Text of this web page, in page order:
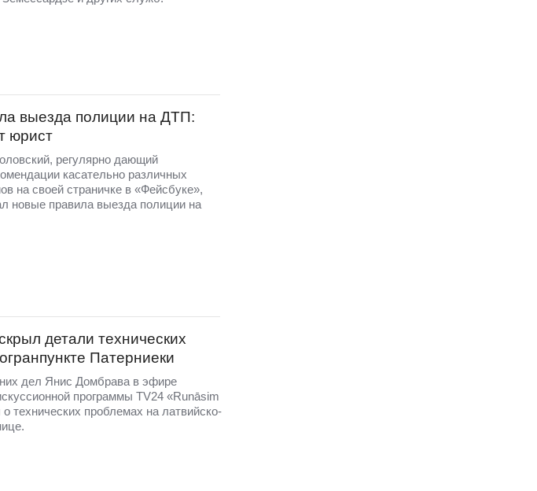
выезда полиции на ДТП:
юрист
регулярно дающий
касательно различных
на своей страничке в «Фейсбуке»,
новые правила выезда полиции на
детали технических
Патерниеки
дел Янис Домбрава в эфире
программы TV24 «Runāsim
технических проблемах на латвийско-